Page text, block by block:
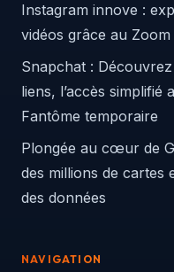
Instagram innove :
vidéos grâce au Zoom
Snapchat :
liens, l’accès simplifié
Fantôme temporaire
Plongée au cœur de
des millions de cartes
des données
NAVIGATION